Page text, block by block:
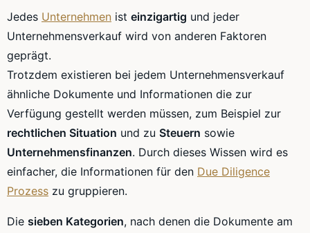
Jedes Unternehmen ist einzigartig und jeder
Unternehmensverkauf wird von anderen Faktoren
geprägt.
Trotzdem existieren bei jedem Unternehmensverkauf
ähnliche Dokumente und Informationen die zur
Verfügung gestellt werden müssen, zum Beispiel zur
rechtlichen Situation und zu Steuern sowie
Unternehmensfinanzen. Durch dieses Wissen wird es
einfacher, die Informationen für den Due Diligence
Prozess zu gruppieren.
Die sieben Kategorien, nach denen die Dokumente am